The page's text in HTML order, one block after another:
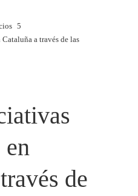
a través de las
de